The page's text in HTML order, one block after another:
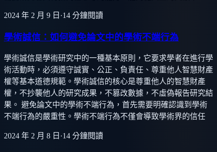
2024 年 2 月 9 日 ·14 分鐘閱讀
學術誠信：如何避免論文中的學術不端行為
學術誠信是學術研究中的一種基本原則，它要求學者在進行學
術活動時，必須遵守誠實、公正、負責任、尊重他人智慧財產
權等基本道德規範。學術誠信的核心是尊重他人的智慧財產
權，不抄襲他人的研究成果，不篡改數據，不虛偽報告研究結
果。 避免論文中的學術不端行為，首先需要明確認識到學術
不端行為的嚴重性。學術不端行為不僅會導致學術界的信任
2024 年 2 月 8 日 ·14 分鐘閱讀